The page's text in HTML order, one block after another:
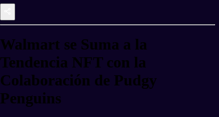
Walmart se Suma a la
Tendencia NFT con la
Colaboración de Pudgy
Penguins